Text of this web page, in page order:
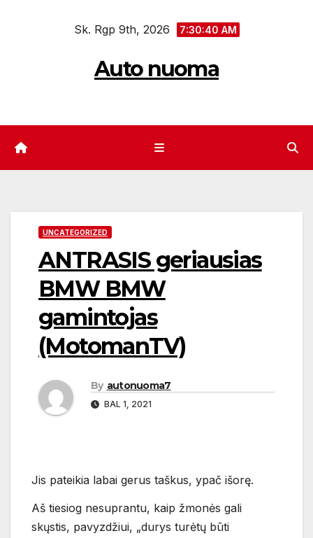
Sk. Rgp 9th, 2026 7:30:41 AM
Auto nuoma
UNCATEGORIZED
ANTRASIS geriausias
BMW BMW
gamintojas
(MotomanTV)
By autonuoma7
BAL 1, 2021
Jis pateikia labai gerus taškus, ypač išorę.
Aš tiesiog nesuprantu, kaip žmonės gali
skųstis, pavyzdžiui, „durys turėtų būti